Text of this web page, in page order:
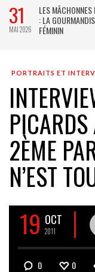
28
MAI 2026
LE RING
JEU VIDÉO !
PORTRAITS ET
2ÈME
N’EST
19 OCT
2011
0 0